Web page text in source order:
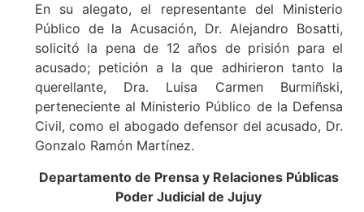
En su alegato, el representante del Ministerio
Público de la Acusación, Dr. Alejandro Bosatti,
solicitó la pena de 12 años de prisión para el
acusado; petición a la que adhirieron tanto la
querellante, Dra. Luisa Carmen Burmiñski,
perteneciente al Ministerio Público de la Defensa
Civil, como el abogado defensor del acusado, Dr.
Gonzalo Ramón Martínez.
Departamento de Prensa y Relaciones Públicas
Poder Judicial de Jujuy